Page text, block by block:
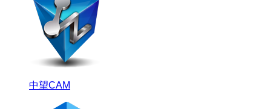
中望CAM